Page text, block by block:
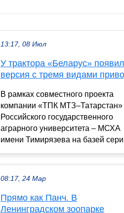
13:17, 08 Июл
У трактора «Беларус»
версия с тремя видами
В рамках совместного проекта
компании «ТПК МТЗ–Татарстан»
Российского государственного
аграрного университета – МСХА
имени Тимирязева на базей
08:17, 24 Мар
Прямо как Панч. В
Ленинградском зоопарке